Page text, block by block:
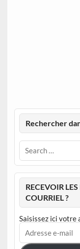
Rechercher
RECEVOIR
COURRIEL ?
Saisissez ici votre
Adresse
mail